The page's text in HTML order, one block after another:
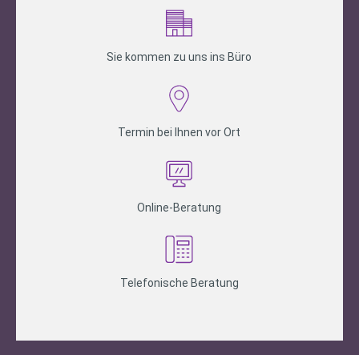
Sie kommen zu uns ins Büro
Termin bei Ihnen vor Ort
Online-Beratung
Telefonische Beratung